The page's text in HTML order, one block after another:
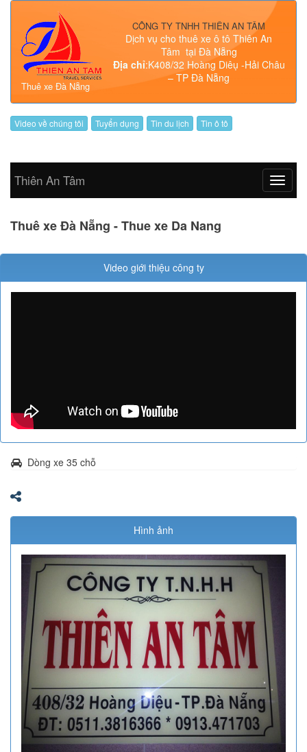
Thuê xe Đà Nẵng
CÔNG TY TNHH THIÊN AN TÂM
Dịch vụ cho thuê xe ô tô Thiên An
Tâm tại Đà Nẵng
Địa chỉ:K408/32 Hoàng Diêụ -Hải Châu
– TP Đà Nẵng
Video về chúng tôi Tuyển dụng Tin du lịch Tin ô tô
Thiên An Tâm
Thuê xe Đà Nẵng - Thue xe Da Nang
Video giới thiệu công ty
Dòng xe 35 chỗ
Hình ảnh
Chat Facebook
Gọi điện ngay
Chat Facebook
Gọi điện ngay